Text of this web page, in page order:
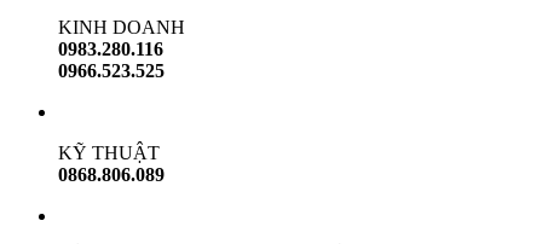
KINH DOANH
0983.280.116
0966.523.525
KỸ THUẬT
0868.806.089